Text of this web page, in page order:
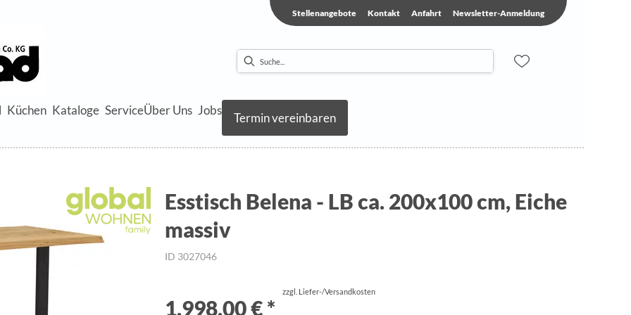
Stellenangebote Kontakt Anfahrt Newsletter-Anmeldung
Küchen Kataloge ServiceÜber Uns Jobs
Termin vereinbaren
Esstisch Belena - LB ca. 200x100 cm, Eiche
massiv
ID 3027046
1.998,00 € *
zzgl. Liefer-/Versandkosten